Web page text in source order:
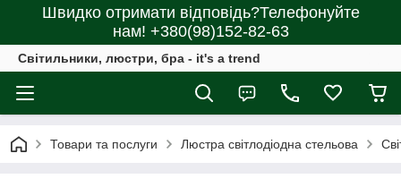
Швидко отримати відповідь?Телефонуйте
нам! +380(98)152-82-63
Світильники, люстри, бра - it's a trend
Товари та послуги Люстра світлодіодна стельова